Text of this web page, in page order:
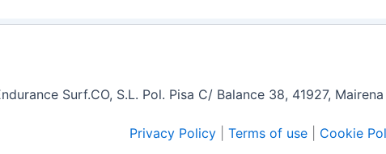
Surf.CO, S.L. Pol. Pisa C/ Balance 38, 41927,
Privacy Policy| Terms of use| Cookie